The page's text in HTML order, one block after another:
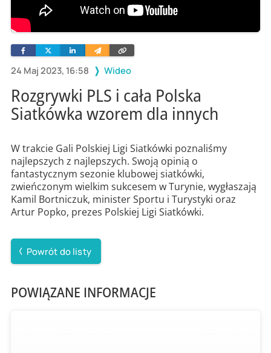
24 Maj 2023, 16:58 Wideo
FacebookTwitterLinkedinWyślij
e-
Skopiuj
link
Rozgrywki PLS i cała Polska
Siatkówka wzorem dla innych
W trakcie Gali Polskiej Ligi Siatkówki poznaliśmy
najlepszych z najlepszych. Swoją opinią o
fantastycznym sezonie klubowej siatkówki,
zwieńczonym wielkim sukcesem w Turynie, wygłaszają
Kamil Bortniczuk, minister Sportu i Turystyki oraz
Artur Popko, prezes Polskiej Ligi Siatkówki.
Powrót do listy
POWIĄZANE INFORMACJE